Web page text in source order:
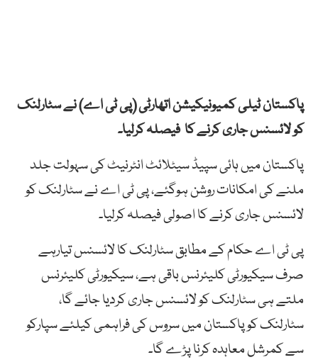
پاکستان ٹیلی کمیونیکیشن اتھارٹی (پی ٹی اے) نے سٹارلنک
کو لائسنس جاری کرنے کا فیصلہ کرلیا۔
پاکستان میں ہائی سپیڈ سیٹلائٹ انٹرنیٹ کی سہولت جلد
ملنے کی امکانات روشن ہوگئے، پی ٹی اے نے سٹارلنک کو
لائسنس جاری کرنے کا اصولی فیصلہ کرلیا۔
پی ٹی اے حکام کے مطابق سٹارلنک کا لائسنس تیارہے
صرف سیکیورٹی کلیئرنس باقی ہے، سیکیورٹی کلیئرنس
ملتے ہی سٹارلنک کو لائسنس جاری کردیا جائے گا،
سٹارلنک کو پاکستان میں سروس کی فراہمی کیلئے سپارکو
سے کمرشل معاہدہ کرنا پڑے گا۔